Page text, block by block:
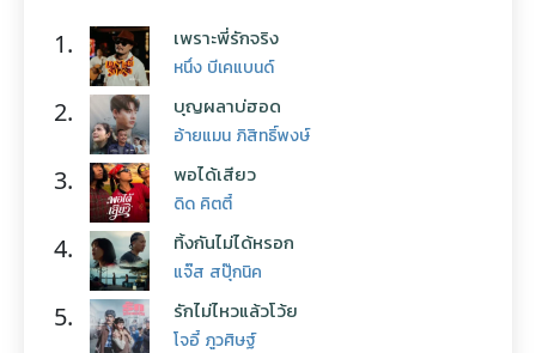
1. เพราะพี่รักจริง
หนึ่ง บีเคแบนด์
2. บุญผลาบ่ฮอด
อ้ายแมน ภิสิทธิ์พงษ์
3. พอได้เสียว
ดิด คิตตี้
4. ทิ้งกันไม่ได้หรอก
แจ๊ส สปุ๊กนิค
5. รักไม่ไหวแล้วโว้ย
โจอี้ ภูวศิษฐ์